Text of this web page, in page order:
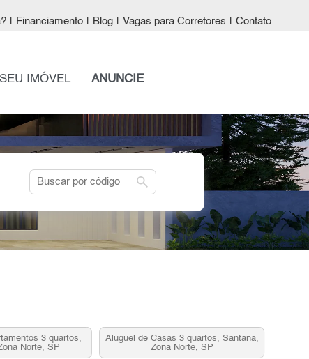
Financiamento Blog Vagas para Corretores Contato
IMÓVEL ANUNCIE
search
3 quartos,
Norte, SP
Aluguel de Casas 3 quartos, Santana,
Zona Norte, SP